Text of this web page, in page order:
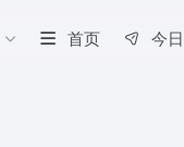
首页 今